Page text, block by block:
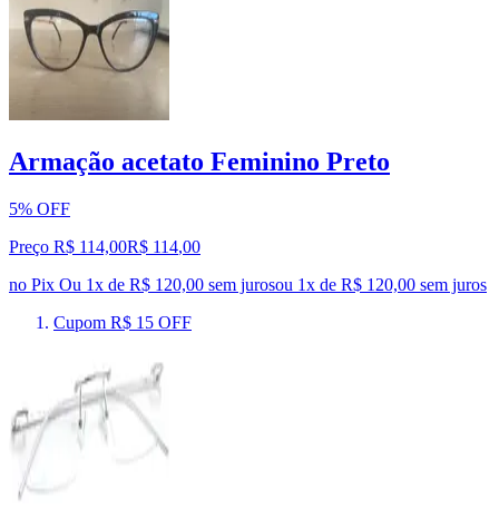
Armação acetato Feminino Preto
5% OFF
Preço R$ 114,00R$ 114,00
no Pix Ou 1x de R$ 120,00 sem jurosou 1x de R$ 120,00 sem juros
Cupom R$ 15 OFF